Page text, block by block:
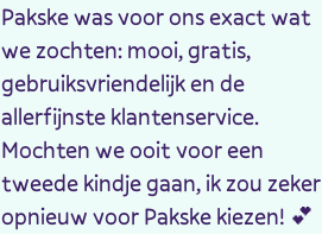
Pakske was voor ons exact wat
we zochten: mooi, gratis,
gebruiksvriendelijk en de
allerfijnste klantenservice.
Mochten we ooit voor een
tweede kindje gaan, ik zou zeker
opnieuw voor Pakske kiezen! 💕